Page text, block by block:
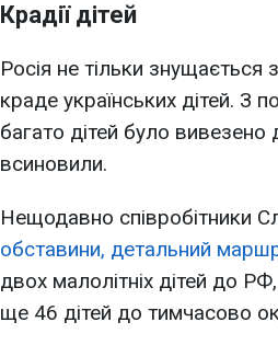
Крадії дітей
Росія не тільки знущається
краде українських дітей. З
багато дітей було
всиновили.
Нещодавно співробітники
обставини, детальний
двох малолітніх дітей до
ще 46 дітей до тимчасово